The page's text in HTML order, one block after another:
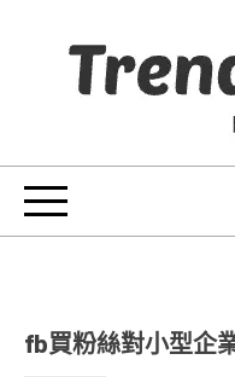
Trend Tide
fb買粉絲對小型企